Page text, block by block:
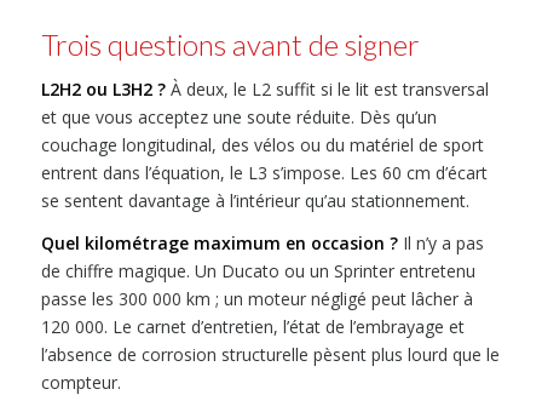
Trois questions avant de signer
L2H2 ou L3H2 ?À deux, le L2 suffit si le lit est transversal
et que vous acceptez une soute réduite. Dès qu’un
couchage longitudinal, des vélos ou du matériel de sport
entrent dans l’équation, le L3 s’impose. Les 60 cm d’écart
se sentent davantage à l’intérieur qu’au stationnement.
Quel kilométrage maximum en occasion ?Il n’y a pas
de chiffre magique. Un Ducato ou un Sprinter entretenu
passe les 300 000 km ; un moteur négligé peut lâcher à
120 000. Le carnet d’entretien, l’état de l’embrayage et
l’absence de corrosion structurelle pèsent plus lourd que le
compteur.